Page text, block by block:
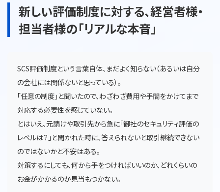
新しい評価制度に対する、経営者様・
担当者様の「リアルな本音」
SCS評価制度という言葉自体、まだよく知らない（あるいは自分
の会社には関係ないと思っている）。
「任意の制度」と聞いたので、わざわざ費用や手間をかけてまで
対応する必要性を感じていない。
とはいえ、元請けや取引先から急に「御社のセキュリティ評価の
レベルは？」と聞かれた時に、答えられないと取引継続できない
のではないかと不安はある。
対策するにしても、何から手をつければいいのか、どれくらいの
お金がかかるのか見当もつかない。